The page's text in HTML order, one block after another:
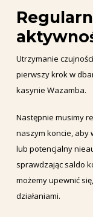
Utrzymanie
pierwszy krok w
kasynie Wazamba.
Następnie musimy
naszym koncie, aby
lub potencjalny
sprawdzając saldo
możemy upewnić
działaniami.